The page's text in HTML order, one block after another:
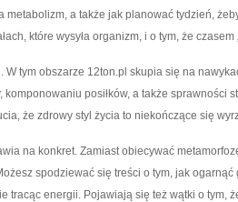
metabolizm, a także jak planować tydzień,
które wysyła organizm, i o tym, że czasem
W tym obszarze 12ton.pl skupia się na
posiłków, a także sprawności
że zdrowy styl życia to niekończące się
na konkret. Zamiast obiecywać
spodziewać się treści o tym, jak ogarnąć
tracąc energii. Pojawiają się też wątki o tym,